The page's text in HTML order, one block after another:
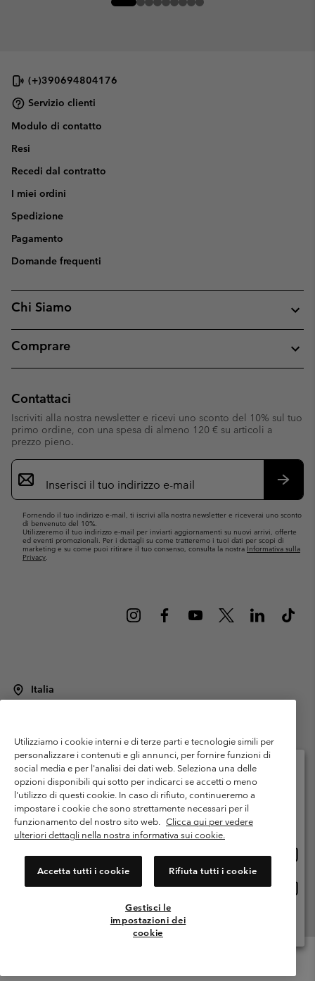
(+)390694804176
Servizio clienti
Modulo di contatto
Resi
Recedi dal contratto
I miei ordini
Spedizione
Pagamento
Domande frequenti
Chi Siamo
Comprare
Contattaci
Iscriviti alla nostra newsletter e ricevi uno sconto del 10% sul tuo
primo ordine, con una spesa di almeno 120 € su articoli a
prezzo pieno.
Iscrizione
e-
mail
Fornendo il tuo indirizzo e-mail, ti iscrivi alla nostra newsletter e riceverai uno sconto
di benvenuto del 10%.
Utilizzeremo il tuo indirizzo e-mail per inviarti aggiornamenti su nuovi arrivi, offerte
ed eventi promozionali. Per i dettagli su come tratteremo i tuoi dati per scopi di
marketing e su come puoi ritirare il tuo consenso, consulta la nostra Informativa sulla
Privacy
Italia
Termini di utilizzo
Condizioni Generali di Venditaa
Garanzia
Politica sulla privacy
Termini e condizioni del programma di membership
Condizioni di utilizzo dei contenuti generati dagli utenti
Impressum
Cookies
Public CBCR
Servizio clienti: Lun. - ven. 9:00 - 13:00 & 14:00- 18:00
(+)390694804176
Utilizziamo i cookie interni e di terze parti e tecnologie simili per
personalizzare i contenuti e gli annunci, per fornire funzioni di
social media e per l'analisi dei dati web. Seleziona una delle
opzioni disponibili qui sotto per indicarci se accetti o meno
l'utilizzo di questi cookie. In caso di rifiuto, continueremo a
impostare i cookie che sono strettamente necessari per il
funzionamento del nostro sito web. Clicca qui per vedere
ulteriori dettagli nella nostra informativa sui cookie.
Accetta tutti i cookie Rifiuta tutti i cookie
Gestisci le
impostazioni dei
cookie
Seleziona il paese di spedizione e la lingua
Shopping online disponibile
online
Italia
online
Visualizza Tutti I Paesi